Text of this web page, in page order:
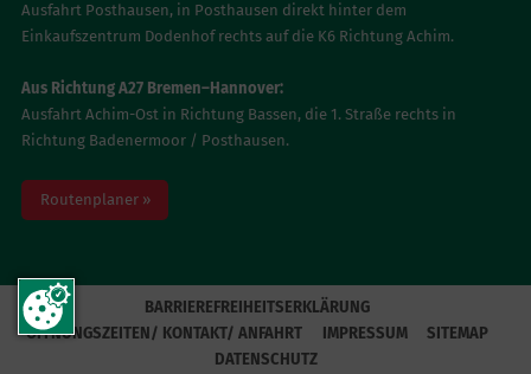
Ausfahrt Posthausen, in Posthausen direkt hinter dem
Einkaufszentrum Dodenhof rechts auf die K6 Richtung Achim.
Aus Richtung A27 Bremen–Hannover:
Ausfahrt Achim-Ost in Richtung Bassen, die 1. Straße rechts in
Richtung Badenermoor / Posthausen.
Routenplaner »
BARRIEREFREIHEITSERKLÄRUNG
ÖFFNUNGSZEITEN/ KONTAKT/ ANFAHRT
IMPRESSUM
SITEMAP
DATENSCHUTZ